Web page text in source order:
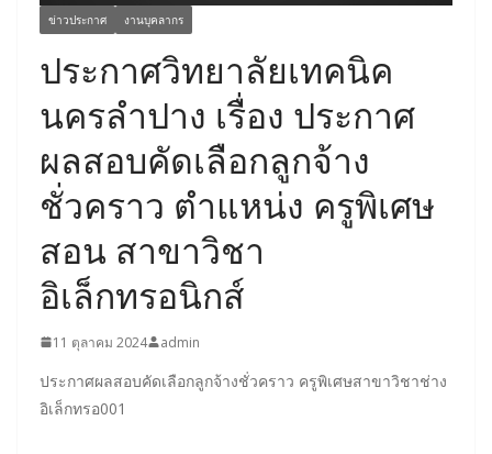
ข่าวประกาศ งานบุคลากร
ประกาศวิทยาลัยเทคนิค
นครลำปาง เรื่อง ประกาศ
ผลสอบคัดเลือกลูกจ้าง
ชั่วคราว ตำแหน่ง ครูพิเศษ
สอน สาขาวิชา
อิเล็กทรอนิกส์
11 ตุลาคม 2024 admin
ประกาศผลสอบคัดเลือกลูกจ้างชั่วคราว ครูพิเศษสาขาวิชาช่าง
อิเล็กทรอ001